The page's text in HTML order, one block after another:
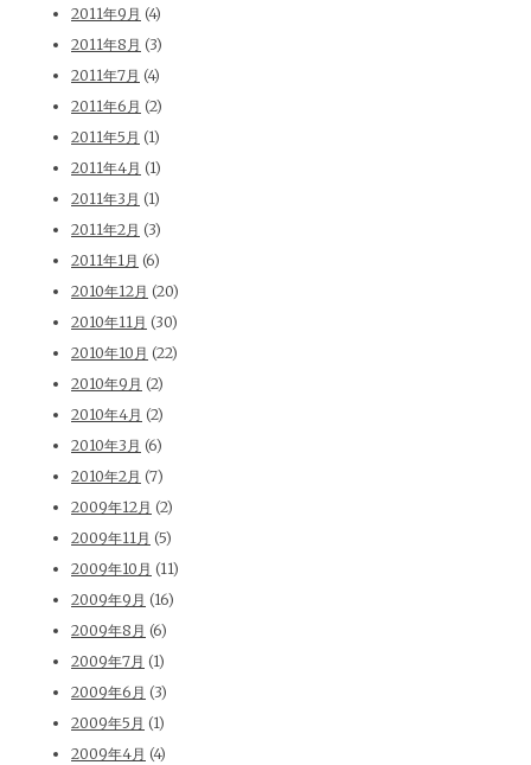
2011年9月 (4)
2011年8月 (3)
2011年7月 (4)
2011年6月 (2)
2011年5月 (1)
2011年4月 (1)
2011年3月 (1)
2011年2月 (3)
2011年1月 (6)
2010年12月 (20)
2010年11月 (30)
2010年10月 (22)
2010年9月 (2)
2010年4月 (2)
2010年3月 (6)
2010年2月 (7)
2009年12月 (2)
2009年11月 (5)
2009年10月 (11)
2009年9月 (16)
2009年8月 (6)
2009年7月 (1)
2009年6月 (3)
2009年5月 (1)
2009年4月 (4)